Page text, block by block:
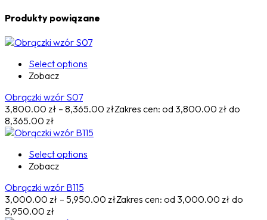
Produkty powiązane
Select options
Zobacz
Obrączki wzór S07
3,800.00 zł – 8,365.00 złZakres cen: od 3,800.00 zł do
8,365.00 zł
Select options
Zobacz
Obrączki wzór B115
3,000.00 zł – 5,950.00 złZakres cen: od 3,000.00 zł do
5,950.00 zł